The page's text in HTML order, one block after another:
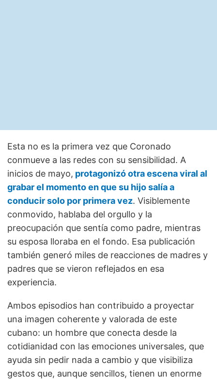
Esta no es la primera vez que Coronado
conmueve a las redes con su sensibilidad. A
inicios de mayo, protagonizó otra escena viral al
grabar el momento en que su hijo salía a
conducir solo por primera vez. Visiblemente
conmovido, hablaba del orgullo y la
preocupación que sentía como padre, mientras
su esposa lloraba en el fondo. Esa publicación
también generó miles de reacciones de madres y
padres que se vieron reflejados en esa
experiencia.
Ambos episodios han contribuido a proyectar
una imagen coherente y valorada de este
cubano: un hombre que conecta desde la
cotidianidad con las emociones universales, que
ayuda sin pedir nada a cambio y que visibiliza
gestos que, aunque sencillos, tienen un enorme